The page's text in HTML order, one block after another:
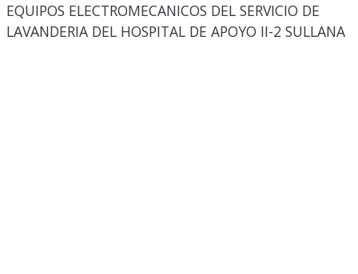
EQUIPOS ELECTROMECANICOS DEL SERVICIO DE
LAVANDERIA DEL HOSPITAL DE APOYO II-2 SULLANA